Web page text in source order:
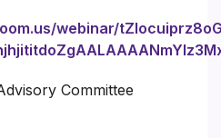
webinar/
Committee